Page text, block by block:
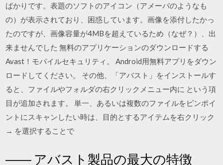
ばかりです。表題のソフトのアイコン（アメーバのようなも
の）が表示されており、困惑しています。画像を添付したかっ
たのですが、画像容量が4MBを超えているため（なぜ？）、出
来ませんでした 無料のアプリケーションのダウンロードする
Avast！モバイルセキュリティ。 Android用無料アプリをダウン
ロードしてください。 その他、「アバスト」をインストールす
ると、ファイルやフォルダの右クリックメニュー内に という項
目が追加されます。 単一、あるいは複数のファイルをピンポイ
ントにスキャンしたい時は、目的とするアイテムを右クリック
→ を選択することで
―― アバスト製品の最大の特徴